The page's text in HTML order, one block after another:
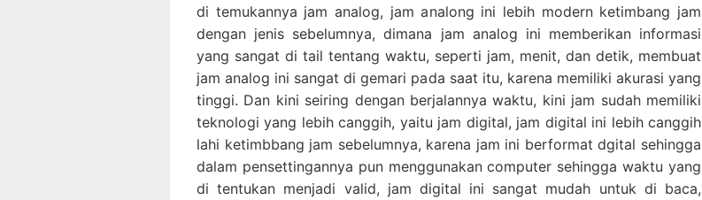
di temukannya jam analog, jam analong ini lebih modern ketimbang jam
dengan jenis sebelumnya, dimana jam analog ini memberikan informasi
yang sangat di tail tentang waktu, seperti jam, menit, dan detik, membuat
jam analog ini sangat di gemari pada saat itu, karena memiliki akurasi yang
tinggi. Dan kini seiring dengan berjalannya waktu, kini jam sudah memiliki
teknologi yang lebih canggih, yaitu jam digital, jam digital ini lebih canggih
lahi ketimbbang jam sebelumnya, karena jam ini berformat dgital sehingga
dalam pensettingannya pun menggunakan computer sehingga waktu yang
di tentukan menjadi valid, jam digital ini sangat mudah untuk di baca,